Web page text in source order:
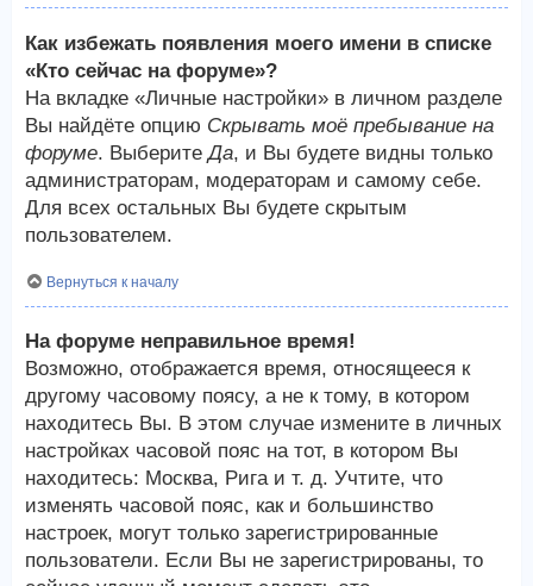
Как избежать появления моего имени в списке
«Кто сейчас на форуме»?
На вкладке «Личные настройки» в личном разделе
Вы найдёте опцию Скрывать моё пребывание на
форуме. ВыберитеДа, и Вы будете видны только
администраторам, модераторам и самому себе.
Для всех остальных Вы будете скрытым
пользователем.
Вернуться к началу
На форуме неправильное время!
Возможно, отображается время, относящееся к
другому часовому поясу, а не к тому, в котором
находитесь Вы. В этом случае измените в личных
настройках часовой пояс на тот, в котором Вы
находитесь: Москва, Рига и т. д. Учтите, что
изменять часовой пояс, как и большинство
настроек, могут только зарегистрированные
пользователи. Если Вы не зарегистрированы, то